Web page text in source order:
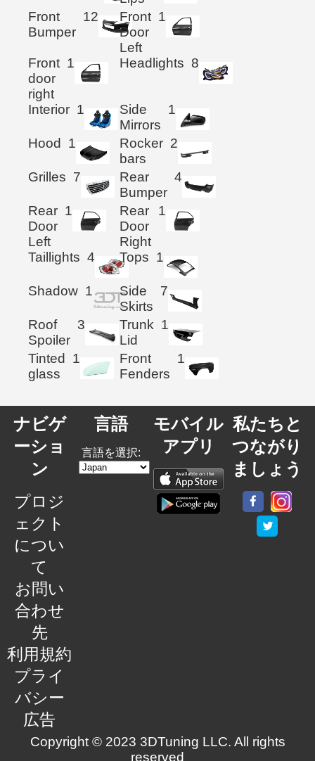
Front
Bumper
12
Front
Door
Left
1
Front
door
right
1 Headlights 8
Interior 1
Side
Mirrors
1
Hood 1
Rocker
bars
2
Grilles 7
Rear
Bumper
4
Rear
Door
Left
1
Rear
Door
Right
1
Taillights 4 Tops 1
Shadow 1
Side
Skirts
7
Roof
Spoiler
3
Trunk
Lid
1
Tinted
glass
1
Front
Fenders
1
ナビゲ
ーショ
ン
プロジ
ェクト
につい
て
お問い
合わせ
先
利用規約
プライ
バシー
広告
言語
言語を選択:
モバイル
アプリ
私たちと
つながり
ましょう
Copyright © 2023 3DTuning LLC. All rights
reserved